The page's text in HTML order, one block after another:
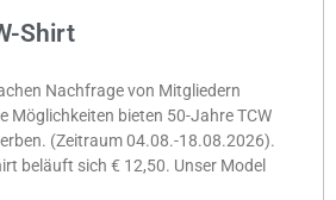
Shirt
Nachfrage von Mitgliedern
Möglichkeiten bieten 50-Jahre TCW
(Zeitraum 04.08.-18.08.2026).
beläuft sich € 12,50. Unser Model